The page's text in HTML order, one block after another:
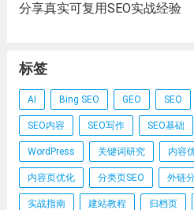
分享真实可复用SEO实战经验
标签
AI Bing SEO GEO SEO
SEO内容 SEO写作 SEO基础
WordPress 关键词研究 内容
内容页优化 分类页SEO 外链
实战指南 建站教程 归档页